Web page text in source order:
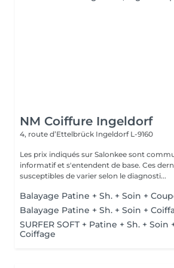
NM Coiffure Ingeldorf
4, route d’Ettelbrück Ingeldorf L-9160
Les prix indiqués sur Salonkee sont
informatif et s'entendent de base. Ces
susceptibles de varier selon le diagnosti...
Balayage Patine + Sh. + Soin +
Balayage Patine + Sh. + Soin +
SURFER SOFT + Patine + Sh. + Soin
Coiffage